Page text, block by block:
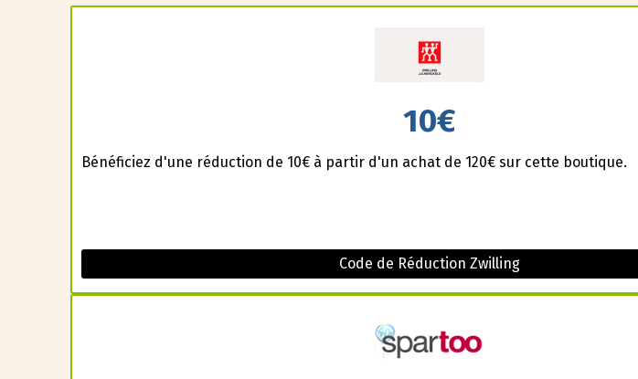
10€
Bénéficiez d'une réduction de 10€ à partir d'un achat de 120€ sur cette boutique.
Code de Réduction Zwilling